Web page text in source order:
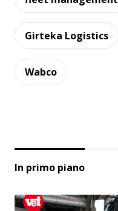
Girteka Logistics
Wabco
In primo piano